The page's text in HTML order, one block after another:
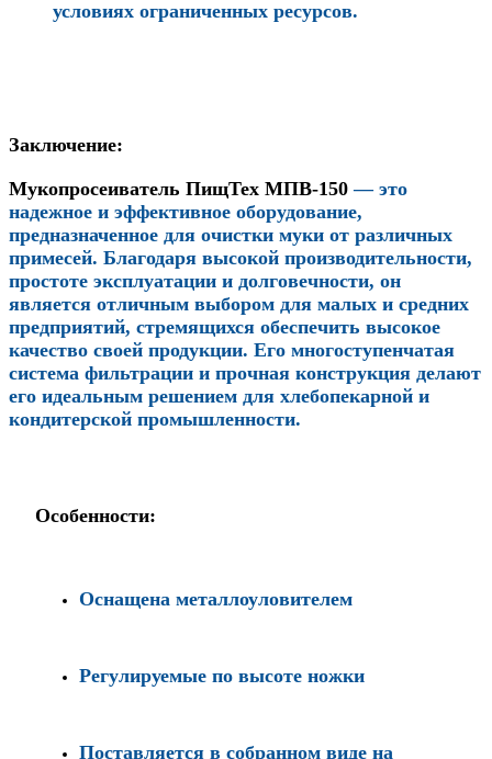
условиях ограниченных ресурсов.
Заключение:
Мукопросеиватель ПищТех МПВ-150— это
надежное и эффективное оборудование,
предназначенное для очистки муки от различных
примесей. Благодаря высокой производительности,
простоте эксплуатации и долговечности, он
является отличным выбором для малых и средних
предприятий, стремящихся обеспечить высокое
качество своей продукции. Его многоступенчатая
система фильтрации и прочная конструкция делают
его идеальным решением для хлебопекарной и
кондитерской промышленности.
Особенности:
Оснащена металлоуловителем
Регулируемые по высоте ножки
Поставляется в собранном виде на